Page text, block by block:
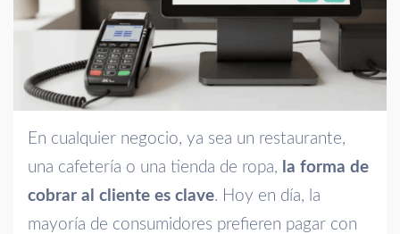
En cualquier negocio, ya sea un restaurante,
una cafetería o una tienda de ropa, la forma de
cobrar al cliente es clave. Hoy en día, la
mayoría de consumidores prefieren pagar con